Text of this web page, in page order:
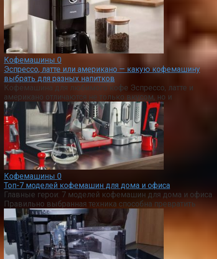
Кофемашины 0
Эспрессо, латте или американо — какую кофемашину
выбрать для разных напитков
Кофемашина для любимого кофе Эспрессо, латте и
американо отличаются не только вкусом, но и
Кофемашины 0
Топ-7 моделей кофемашин для дома и офиса
Главные герои: 7 моделей кофемашин для дома и офиса
Правильно выбранная техника способна превратить